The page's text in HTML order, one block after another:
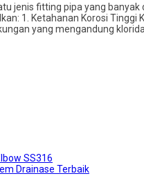
jenis fitting pipa yang
1. Ketahanan Korosi
yang mengandung
SS316
Drainase Terbaik